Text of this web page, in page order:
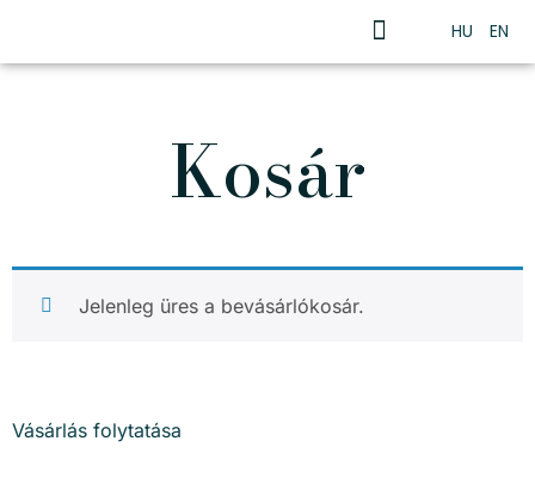
HU EN
Kosár
Jelenleg üres a bevásárlókosár.
Vásárlás folytatása